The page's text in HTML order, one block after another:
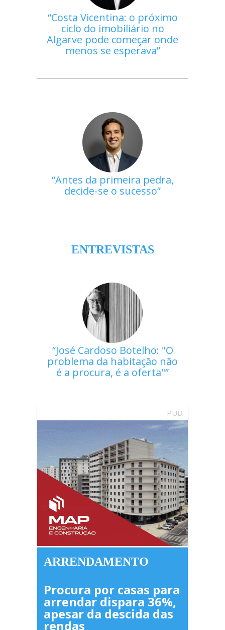
Costa Vicentina: o próximo
ciclo do imobiliário no
Algarve pode começar onde
menos se esperava
Antes da primeira pedra,
decide-se o sucesso
ENTREVISTAS
José Cardoso Botelho: "O
problema da habitação não
é a procura, é a oferta"
PUB
ARRENDAMENTO
Procura por casas para
arrendar dispara 36%,
apesar da descida das
rendas